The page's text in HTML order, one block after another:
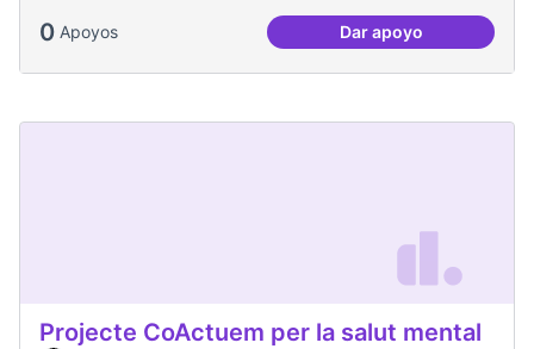
0 Apoyos Dar apoyoMés Festa Major!
Projecte CoActuem per la salut mental